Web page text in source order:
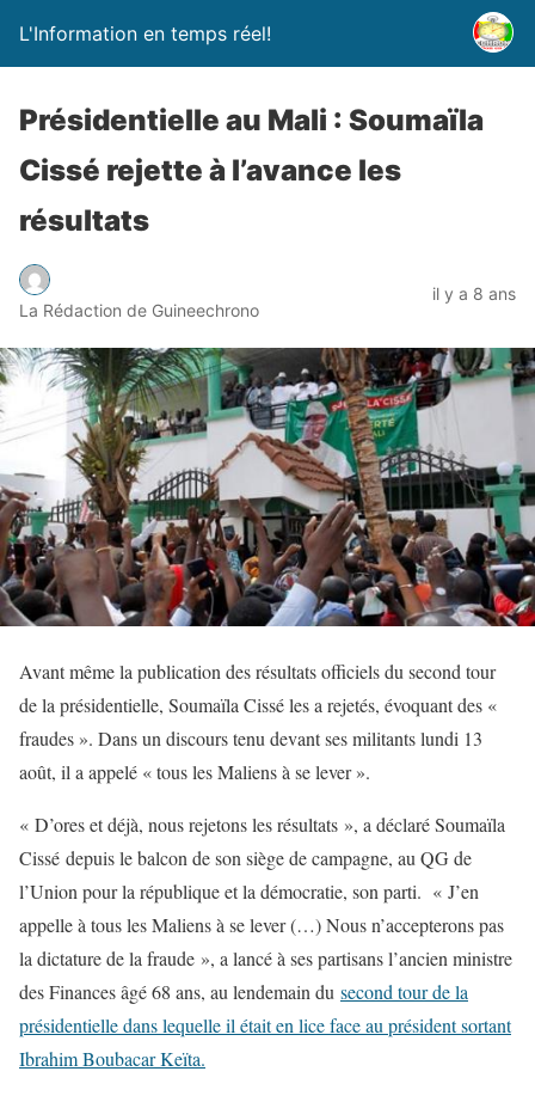
L'Information en temps réel!
Présidentielle au Mali : Soumaïla
Cissé rejette à l’avance les
résultats
La Rédaction de Guineechrono
il y a 8 ans
Avant même la publication des résultats officiels du second tour
de la présidentielle, Soumaïla Cissé les a rejetés, évoquant des «
fraudes ». Dans un discours tenu devant ses militants lundi 13
août, il a appelé « tous les Maliens à se lever ».
« D’ores et déjà, nous rejetons les résultats », a déclaré Soumaïla
Cissé depuis le balcon de son siège de campagne, au QG de
l’Union pour la république et la démocratie, son parti. « J’en
appelle à tous les Maliens à se lever (…) Nous n’accepterons pas
la dictature de la fraude », a lancé à ses partisans l’ancien ministre
des Finances âgé 68 ans, au lendemain du second tour de la
présidentielle dans lequelle il était en lice face au président sortant
Ibrahim Boubacar Keïta.